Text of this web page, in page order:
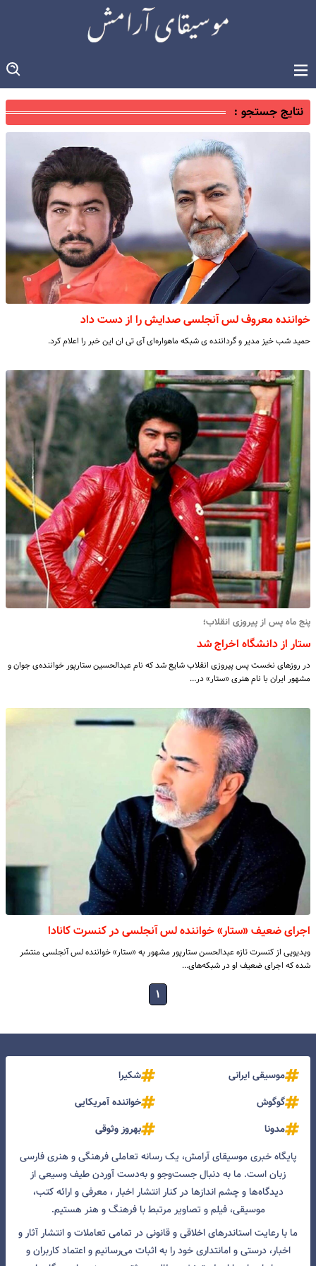
نتایج جستجو :
خواننده معروف لس آنجلسی صدایش را از دست داد
حمید شب خیز مدیر و گرداننده ی شبکه ماهواره‌ای آی‌ تی‌ ان این خبر را اعلام کرد.
پنج ماه پس از پیروزی انقلاب؛
ستار از دانشگاه اخراج شد
در روزهای نخست پس پیروزی انقلاب شایع شد که نام عبدالحسین ستارپور خواننده‌ی جوان و
مشهور ایران با نام هنری «ستار» در…
اجرای ضعیف «ستار» خواننده لس آنجلسی در کنسرت کانادا
ویدیویی از کنسرت تازه عبدالحسن ستارپور مشهور به «ستار» خواننده لس آنجلسی منتشر
شده که اجرای ضعیف او در شبکه‌های…
۱
موسیقی ایرانی
شکیرا
گوگوش
خواننده آمریکایی
مدونا
بهروز وثوقی
پایگاه خبری موسیقای آرامش، یک رسانه تعاملی فرهنگی و هنری فارسی
زبان است. ما به دنبال جست‌و‌جو و به‌دست آوردن طیف وسیعی از
دیدگاه‌ها و چشم انداز‌ها در کنار انتشار اخبار ، معرفی و ارائه کتب،
موسیقی، فیلم و تصاویر مرتبط با فرهنگ و هنر هستیم.
ما با رعایت استاندرهای اخلاقی و قانونی در تمامی تعاملات و انتشار آثار و
اخبار، درستی و امانتداری خود را به اثبات می‌رسانیم و اعتماد کاربران و